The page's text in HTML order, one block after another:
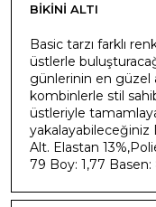
BIKINI ALTI
Basic tarzı farklı
üstlerle
günlerinin en güzel
kombinlerle stil
üstleriyle
yakalayabileceğiniz
Alt. Elastan
79 Boy: 1,77